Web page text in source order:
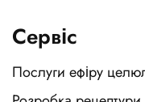
Сервіс
Послуги ефіру